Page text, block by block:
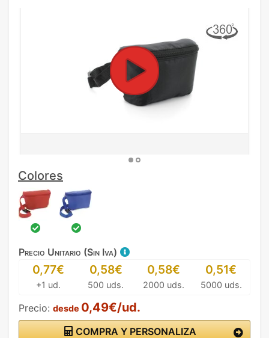
Colores
Precio Unitario (Sin Iva)
0,77€
+1 ud.
0,58€
500 uds.
0,58€
2000 uds.
0,51€
5000 uds.
Precio: desde 0,49€/ud.
COMPRA Y PERSONALIZA